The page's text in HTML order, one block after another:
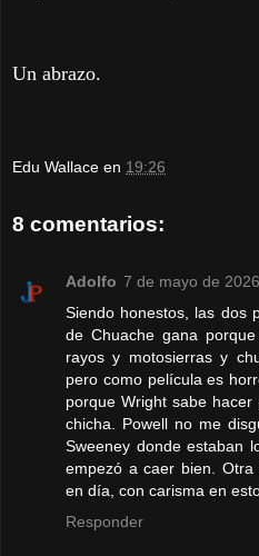
Un abrazo.
Edu Wallace en 19:26
8 comentarios:
Adolfo 7 de mayo de
Siendo honestos, las dos
de Chuache gana
rayos y motosierras y
pero como película es
porque Wright sabe
chicha. Powell no me
Sweeney donde estaban
empezó a caer bien.
en día, con carisma en
Responder